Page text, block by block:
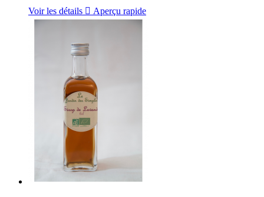
Voir les détails  Aperçu rapide